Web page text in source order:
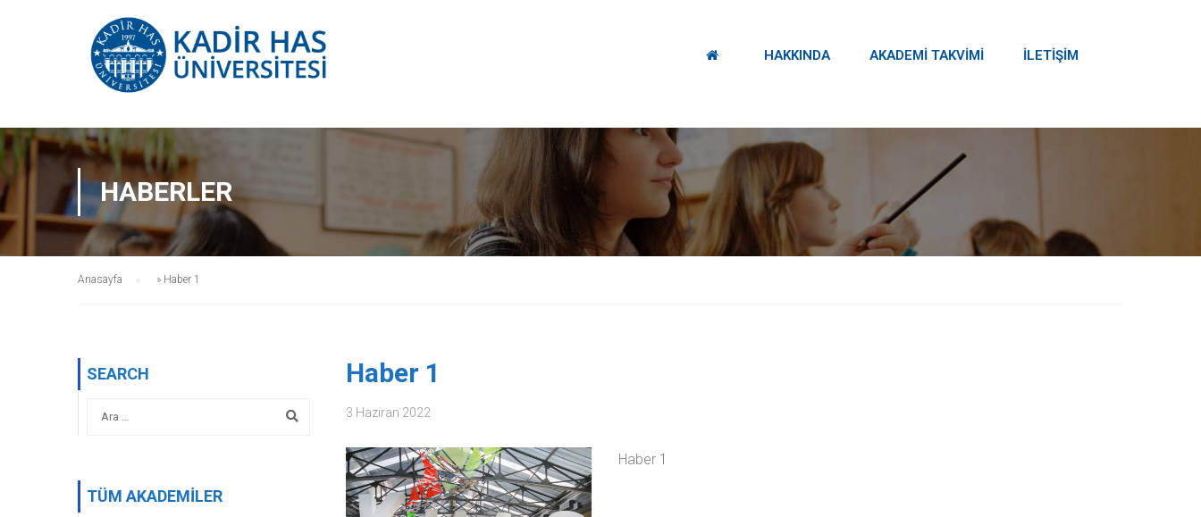
HAKKINDA AKADEMİ TAKVİMİ İLETİŞİM
HABERLER
Anasayfa » Haber 1
SEARCH
TÜM AKADEMILER
Haber 1
3 Haziran 2022
Haber 1